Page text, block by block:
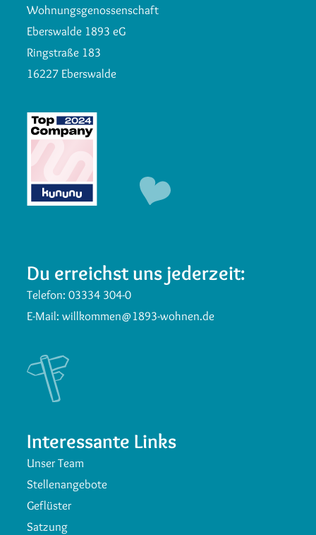
Wohnungsgenossenschaft
Eberswalde 1893 eG
Ringstraße 183
16227 Eberswalde
Du erreichst uns jederzeit:
Telefon:03334 304-0
E-Mail:willkommen@1893-wohnen.de
Interessante Links
Unser Team
Stellenangebote
Geflüster
Satzung